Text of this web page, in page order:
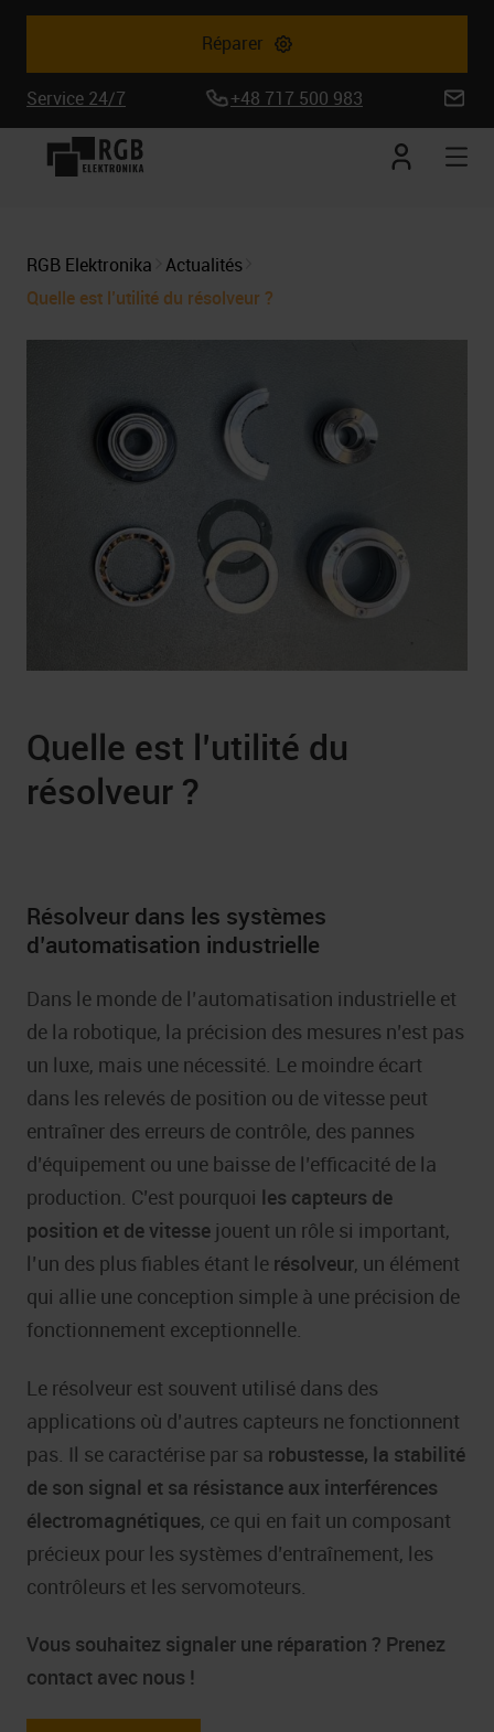
Réparer
Service 24/7 +48 717 500 983
Mon
RGB Elektronika Actualités
Quelle est l’utilité du résolveur ?
Quelle est l’utilité du
résolveur ?
Résolveur dans les systèmes
d’automatisation industrielle
Dans le monde de l’automatisation industrielle et
de la robotique, la précision des mesures n’est pas
un luxe, mais une nécessité. Le moindre écart
dans les relevés de position ou de vitesse peut
entraîner des erreurs de contrôle, des pannes
d’équipement ou une baisse de l’efficacité de la
production. C’est pourquoi les capteurs de
position et de vitesse jouent un rôle si important,
l’un des plus fiables étant le résolveur, un élément
qui allie une conception simple à une précision de
fonctionnement exceptionnelle.
Le résolveur est souvent utilisé dans des
applications où d’autres capteurs ne fonctionnent
pas. Il se caractérise par sa robustesse, la stabilité
de son signal et sa résistance aux interférences
électromagnétiques, ce qui en fait un composant
précieux pour les systèmes d’entraînement, les
contrôleurs et les servomoteurs.
Vous souhaitez signaler une réparation ? Prenez
contact avec nous !